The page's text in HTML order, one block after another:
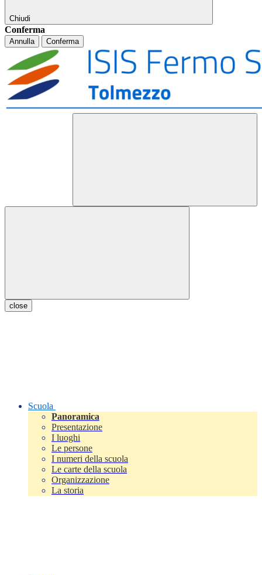
Chiudi
Conferma
Annulla Conferma
close
Scuola
Panoramica
Presentazione
I luoghi
Le persone
I numeri della scuola
Le carte della scuola
Organizzazione
La storia